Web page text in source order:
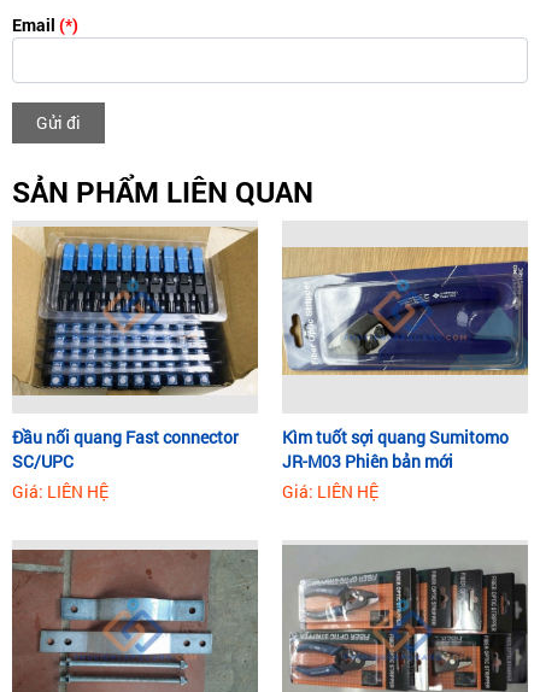
Email (*)
Gửi đi
SẢN PHẨM LIÊN QUAN
Đầu nối quang Fast connector
SC/UPC
Giá: LIÊN HỆ
Kìm tuốt sợi quang Sumitomo
JR-M03 Phiên bản mới
Giá: LIÊN HỆ